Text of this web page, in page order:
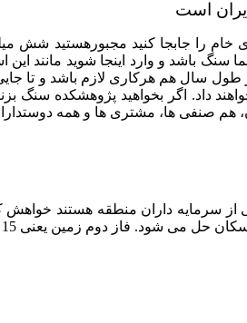
است
سنگ باشد و وارد اینجا شوید مانند
سال هم هرکاری لازم باشد و تا
داد. اگر بخواهید پژوهشکده سنگ
هم صنفی ها، مشتری ها و همه
از سرمایه داران منطقه هستند
هکتار دوم را هم اگر بگیریم حتما هتل خواهیم ساخت.